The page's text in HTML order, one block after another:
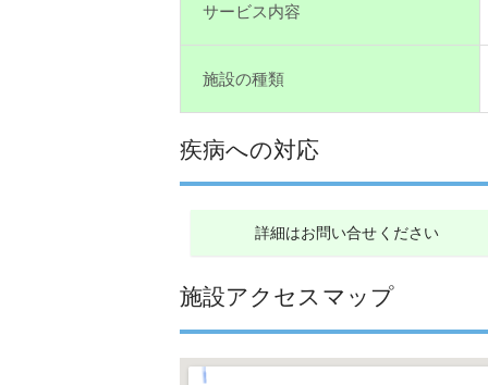
サービス内容
施設の種類
疾病への対応
詳細はお問い合せください
施設アクセスマップ